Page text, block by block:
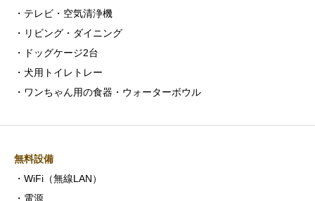
・テレビ・空気清浄機
・リビング・ダイニング
・ドッグケージ2台
・犬用トイレトレー
・ワンちゃん用の食器・ウォーターボウル
無料設備
・WiFi（無線LAN）
・電源